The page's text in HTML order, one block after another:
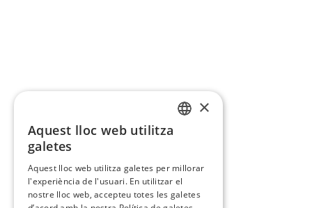
×
Aquest lloc web utilitza
galetes
Aquest lloc web utilitza galetes per millorar
l'experiència de l'usuari. En utilitzar el
nostre lloc web, accepteu totes les galetes